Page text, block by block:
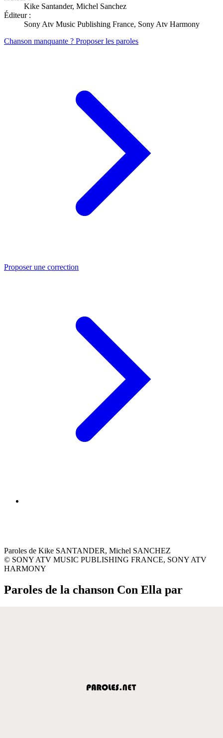
Kike Santander, Michel Sanchez
Éditeur :
Sony Atv Music Publishing France, Sony Atv Harmony
Chanson manquante ? Proposer les paroles
Proposer une correction
Paroles de Kike SANTANDER, Michel SANCHEZ
© SONY ATV MUSIC PUBLISHING FRANCE, SONY ATV
HARMONY
Paroles de la chanson Con Ella par